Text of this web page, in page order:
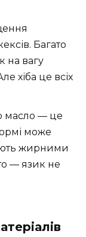
Багато
на вагу
хіба це всіх
масло — це
може
жирними
— язик не